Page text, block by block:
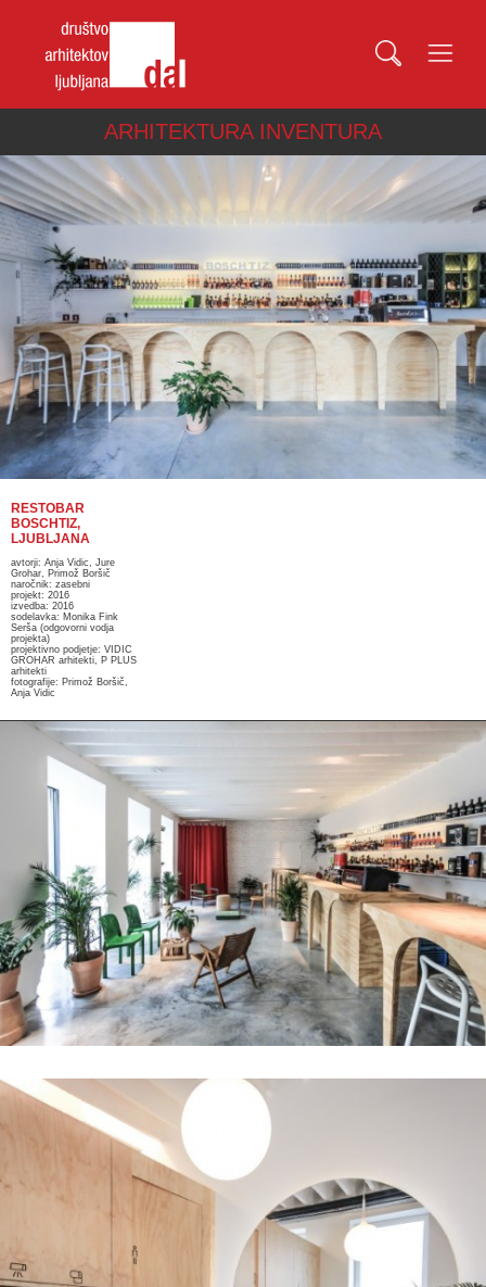
ARHITEKTURA INVENTURA
RESTOBAR
BOSCHTIZ,
LJUBLJANA
avtorji: Anja Vidic, Jure
Grohar, Primož Boršič
naročnik: zasebni
projekt: 2016
izvedba: 2016
sodelavka: Monika Fink
Serša (odgovorni vodja
projekta)
projektivno podjetje: VIDIC
GROHAR arhitekti, P PLUS
arhitekti
fotografije: Primož Boršič,
Anja Vidic